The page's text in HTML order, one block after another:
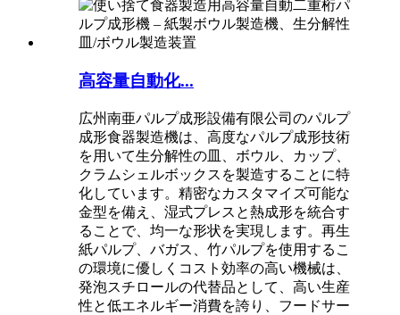
高容量自動化...
広州南亜パルプ成形設備有限公司のパルプ
成形食器製造機は、高度なパルプ成形技術
を用いて生分解性の皿、ボウル、カップ、
クラムシェルボックスを製造することに特
化しています。精密なカスタマイズ可能な
金型を備え、湿式プレスと熱成形を統合す
ることで、均一な形状を実現します。再生
紙パルプ、バガス、竹パルプを使用するこ
の環境に優しくコスト効率の高い機械は、
発泡スチロールの代替品として、高い生産
性と低エネルギー消費を誇り、フードサー